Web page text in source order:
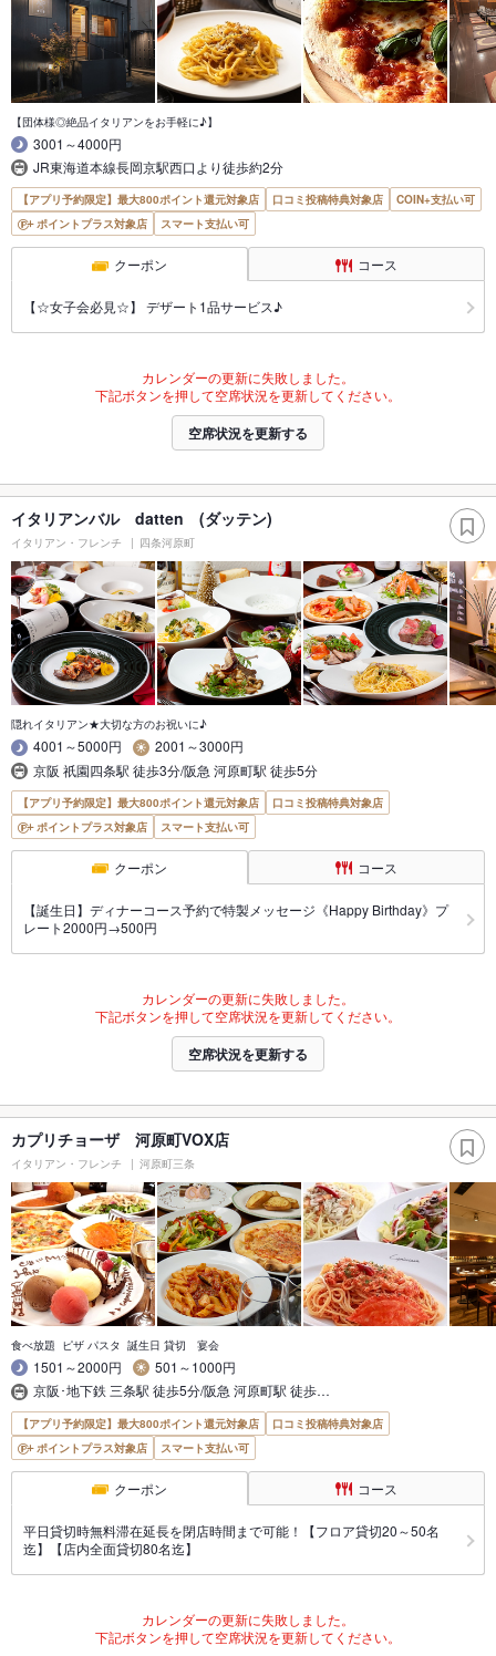
【団体様◎絶品イタリアンをお手軽に♪】
3001～4000円
JR東海道本線長岡京駅西口より徒歩約2分
【アプリ予約限定】最大800ポイント還元対象店 口コミ投稿特典対象店
COIN+支払い可
ポイントプラス対象店
スマート支払い可
クーポン コース
【☆女子会必見☆】 デザート1品サービス♪
カレンダーの更新に失敗しました。
下記ボタンを押して空席状況を更新してください。
空席状況を更新する
イタリアンバル datten (ダッテン)
イタリアン・フレンチ 四条河原町
隠れイタリアン★大切な方のお祝いに♪
4001～5000円
2001～3000円
京阪 祇園四条駅 徒歩3分/阪急 河原町駅 徒歩5分
【アプリ予約限定】最大800ポイント還元対象店
口コミ投稿特典対象店
ポイントプラス対象店
スマート支払い可
クーポン コース
【誕生日】ディナーコース予約で特製メッセージ《Happy Birthday》プ
レート2000円→500円
カレンダーの更新に失敗しました。
下記ボタンを押して空席状況を更新してください。
空席状況を更新する
カプリチョーザ 河原町VOX店
イタリアン・フレンチ 河原町三条
食べ放題 ピザ パスタ 誕生日 貸切 宴会
1501～2000円
501～1000円
京阪･地下鉄 三条駅 徒歩5分/阪急 河原町駅 徒歩…
【アプリ予約限定】最大800ポイント還元対象店
口コミ投稿特典対象店
ポイントプラス対象店
スマート支払い可
クーポン コース
平日貸切時無料滞在延長を閉店時間まで可能！【フロア貸切20～50名
迄】【店内全面貸切80名迄】
カレンダーの更新に失敗しました。
下記ボタンを押して空席状況を更新してください。